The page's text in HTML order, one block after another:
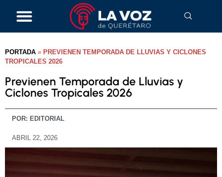
PORTADA » PREVIENEN TEMPORADA DE LLUVIAS Y CICLONES
TROPICALES 2026
Previenen Temporada de Lluvias y
Ciclones Tropicales 2026
POR: EDITORIAL
ABRIL 22, 2026